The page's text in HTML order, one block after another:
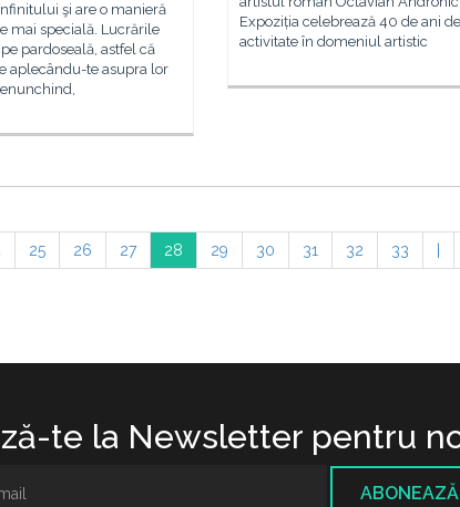
Expoziția celebrează 40 de ani de
activitate în domeniul artistic
şi are o manieră
mai specială. Lucrările
pardoseală, astfel că
aplecându-te asupra lor
25 26 27 28 29 30 31 32 33
te la Newsletter pentru